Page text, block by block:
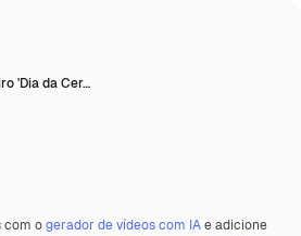
'Dia da Cer…
com ogerador de vídeos com IAe adicione